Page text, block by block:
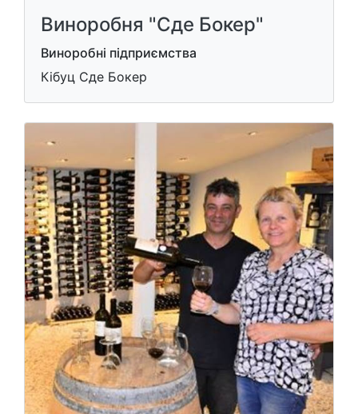
Виноробня "Сде Бокер"
Виноробні підприємства
Кібуц Сде Бокер